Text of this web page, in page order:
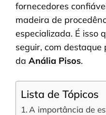
fornecedores
madeira de
especializada. É isso
seguir, com
da Anália Pisos.
Lista de Tópicos
A importância de